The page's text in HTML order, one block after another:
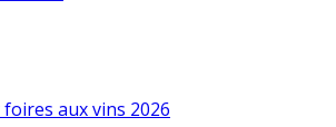
aux vins 2026